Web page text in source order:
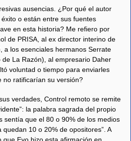
ausencias. ¿Por qué el autor
o están entre sus fuentes
en esta historia? Me refiero por
de PRISA, al ex director interino de
a los esenciales hermanos Serrate
La Razón), al empresario Daher
voluntad o tiempo para enviarles
no ratificarían su versión?
verdades, Control remoto se remite
la palabra sagrada del propio
sentía que el 80 o 90% de los medios
10 o 20% de opositores”. A